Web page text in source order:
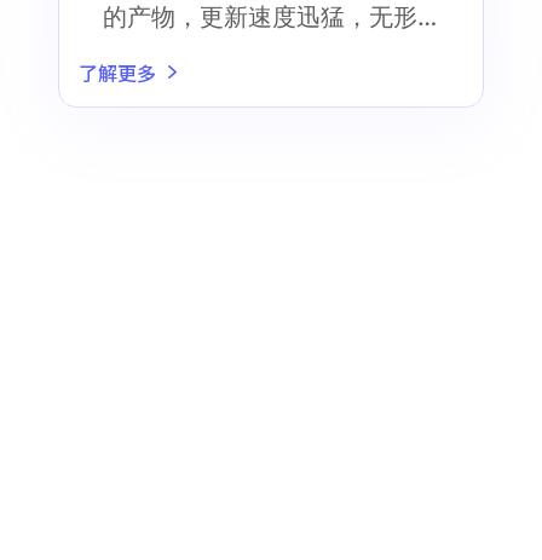
的产物，更新速度迅猛，无形
之间增加了设计师选择合适的
了解更多